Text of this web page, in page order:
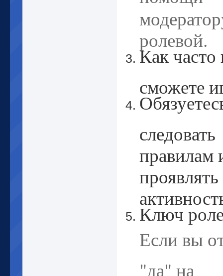
ролевой.
Как
проявлять
Ключ
Если вы
"да" на